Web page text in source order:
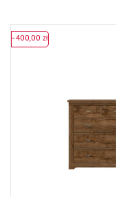
-400,00 zł